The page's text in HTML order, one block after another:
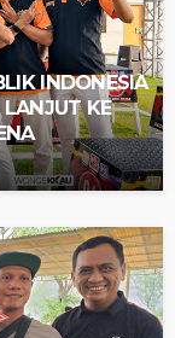
INDONESIA
LANJUT KE